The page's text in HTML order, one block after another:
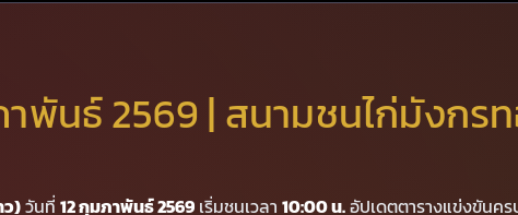
าพันธ์ 2569 | สนามชนไก่มังกร
ว)วันที่ 12 กุมภาพันธ์ 2569 เริ่มชนเวลา 10:00 น.อัปเดตตารางแข่งขันคร